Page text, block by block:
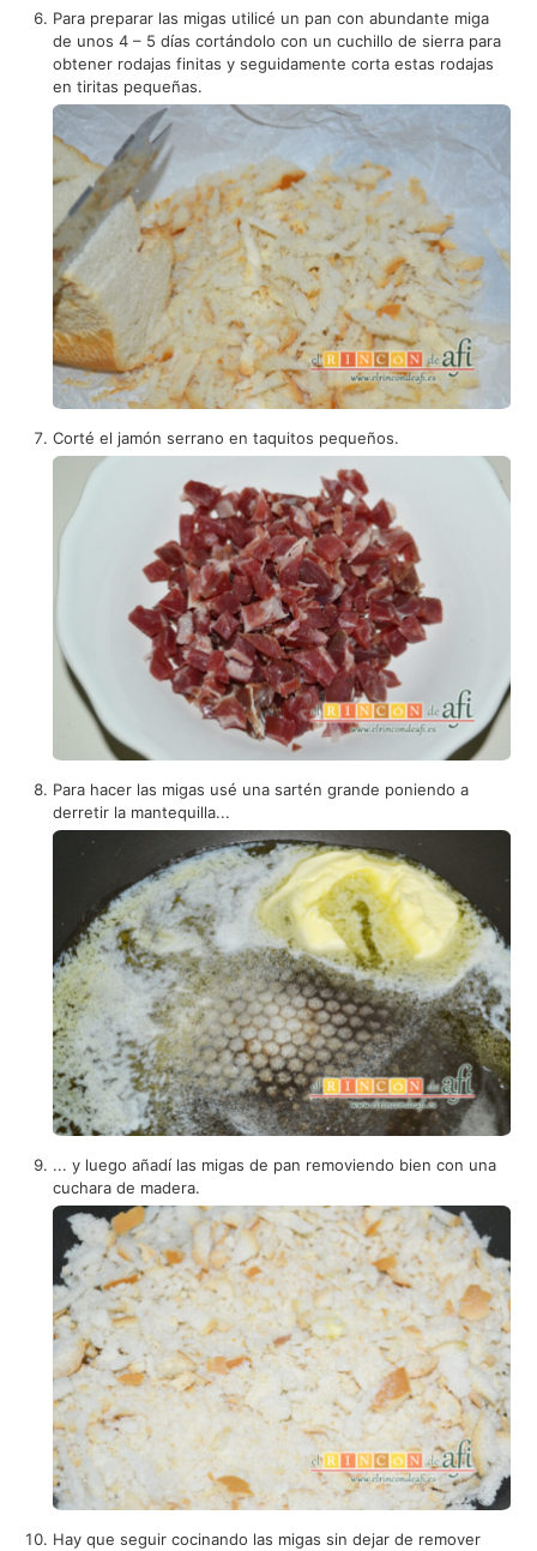
Para preparar las migas utilicé un pan con abundante miga
de unos 4 – 5 días cortándolo con un cuchillo de sierra para
obtener rodajas finitas y seguidamente corta estas rodajas
en tiritas pequeñas.
Corté el jamón serrano en taquitos pequeños.
Para hacer las migas usé una sartén grande poniendo a
derretir la mantequilla...
... y luego añadí las migas de pan removiendo bien con una
cuchara de madera.
Hay que seguir cocinando las migas sin dejar de remover